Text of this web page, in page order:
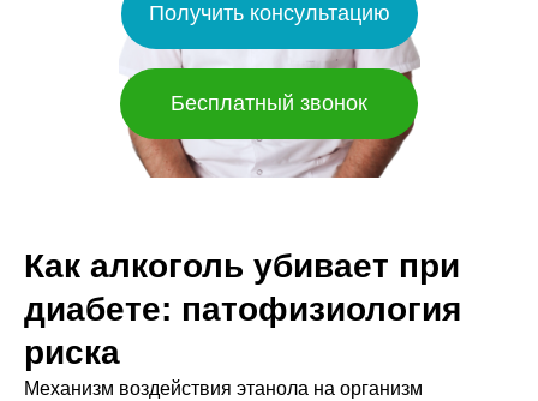
Получить консультацию
Бесплатный звонок
Как алкоголь убивает при
диабете: патофизиология
риска
Механизм воздействия этанола на организм